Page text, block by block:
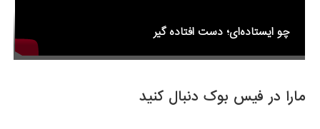
چو ایستاده‌ای؛ دست افتاده گیر
مارا در فیس بوک دنبال کنید